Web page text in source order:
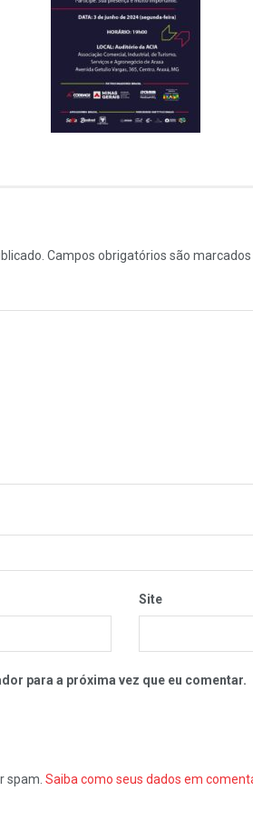
Campos obrigatórios são
Site
para a próxima vez que eu comentar.
spam. Saiba como seus dados em